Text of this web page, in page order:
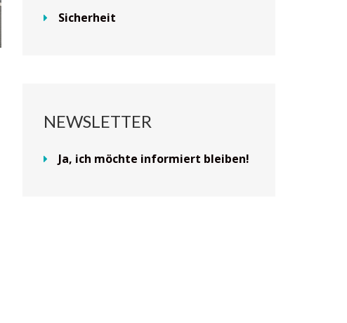
Sicherheit
NEWSLETTER
Ja, ich möchte informiert bleiben!